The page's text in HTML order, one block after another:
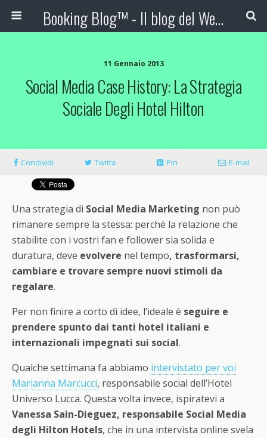
Booking Blog™ - Il blog del Web Marketing Turistico
11 Gennaio 2013
Social Media Case History: La Strategia
Sociale Degli Hotel Hilton
Condividi Twitta Pin E-mail
Una strategia di Social Media Marketing non può
rimanere sempre la stessa: perché la relazione che
stabilite con i vostri fan e follower sia solida e
duratura, deve evolvere nel tempo, trasformarsi,
cambiare e trovare sempre nuovi stimoli da
regalare.
Per non finire a corto di idee, l’ideale è seguire e
prendere spunto dai tanti hotel italiani e
internazionali impegnati sui social.
Qualche settimana fa abbiamo intervistato per voi
Marianna Marcucci, responsabile social dell’Hotel
Universo Lucca. Questa volta invece, ispiratevi a
Vanessa Sain-Dieguez, responsabile Social Media
degli Hilton Hotels, che in una intervista online svela